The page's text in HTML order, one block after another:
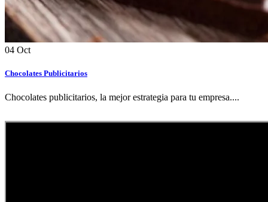
04 Oct
Chocolates Publicitarios
Chocolates publicitarios, la mejor estrategia para tu empresa....